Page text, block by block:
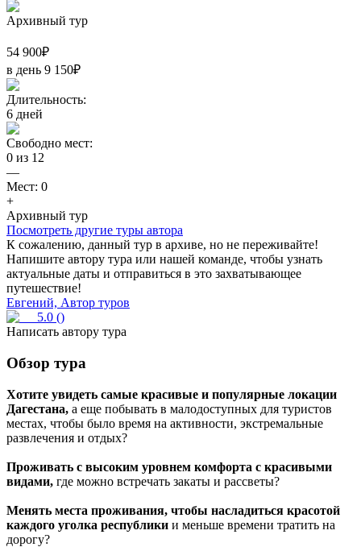
Архивный тур
54 900₽
в день 9 150₽
Длительность:
6 дней
Свободно мест:
0 из 12
—
Мест: 0
+
Архивный тур
Посмотреть другие туры автора
К сожалению, данный тур в архиве, но не переживайте!
Напишите автору тура или нашей команде, чтобы узнать
актуальные даты и отправиться в это захватывающее
путешествие!
Евгений, Автор туров
5.0 ()
Написать автору тура
Обзор тура
Хотите увидеть самые красивые и популярные локации
Дагестана, а еще побывать в малодоступных для туристов
местах, чтобы было время на активности, экстремальные
развлечения и отдых?
Проживать с высоким уровнем комфорта с красивыми
видами, где можно встречать закаты и рассветы?
Менять места проживания, чтобы насладиться красотой
каждого уголка республики и меньше времени тратить на
дорогу?